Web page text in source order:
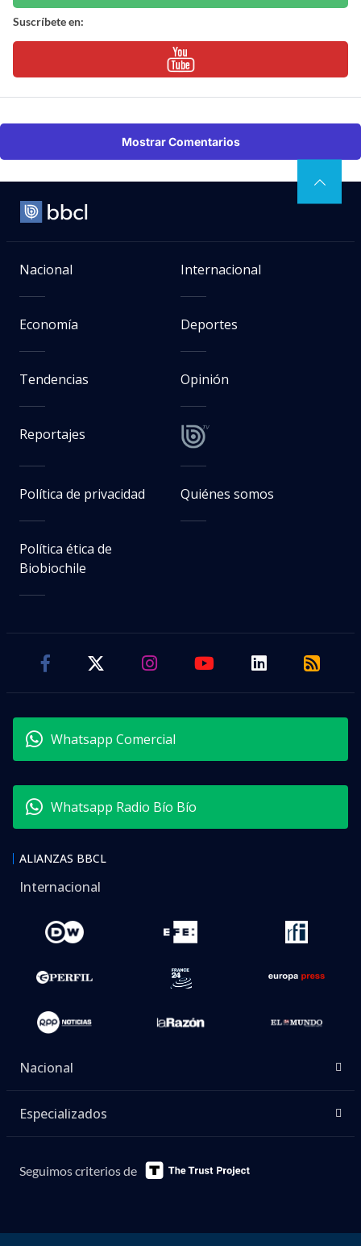
Suscríbete en:
Mostrar Comentarios
Nacional Internacional
Economía Deportes
Tendencias Opinión
Reportajes
Política de privacidad Quiénes somos
Política ética de
Biobiochile
Whatsapp Comercial
Whatsapp Radio Bío Bío
ALIANZAS BBCL
Internacional
Nacional
Especializados
Seguimos criterios de